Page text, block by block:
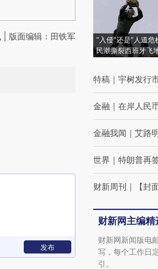
| 版面编辑：田铁军
发布
“入侵”还是“人道危
民潮撕裂西班牙飞
特稿 ｜ 宇树发行
金融 ｜ 在岸人民
金融我闻 ｜ 艾路
世界 ｜ 特朗普再
财新周刊 ｜ 【封
财新网主编精
财新网新闻版电
写，每个工作日
引。